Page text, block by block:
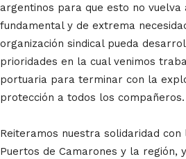
argentinos para que esto no vuelva
fundamental y de extrema
organización sindical pueda
prioridades en la cual venimos
portuaria para terminar con la
protección a todos los compañeros.
Reiteramos nuestra solidaridad
Puertos de Camarones y la región,